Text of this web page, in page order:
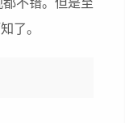
了。